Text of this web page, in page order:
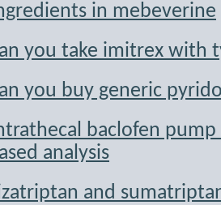
in mebeverine
you take imitrex with
you buy generic
baclofen
analysis
and